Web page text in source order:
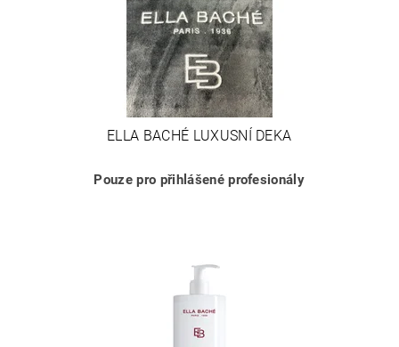
ELLA BACHÉ LUXUSNÍ DEKA
Pouze pro přihlášené profesionály